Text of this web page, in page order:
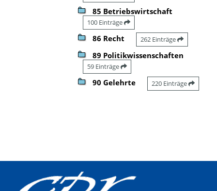
85 Betriebswirtschaft
100 Einträge
86 Recht 262 Einträge
89 Politikwissenschaften
59 Einträge
90 Gelehrte 220 Einträge